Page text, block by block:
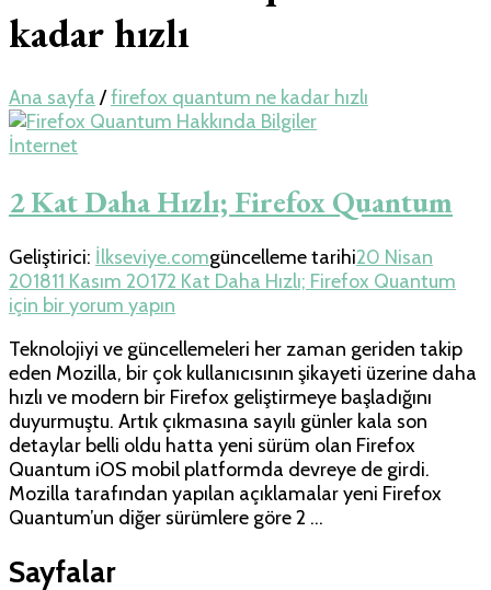
kadar hızlı
Ana sayfa /firefox quantum ne kadar hızlı
İnternet
2 Kat Daha Hızlı; Firefox Quantum
Geliştirici: İlkseviye.comgüncelleme tarihi20 Nisan
201811 Kasım 20172 Kat Daha Hızlı; Firefox Quantum
için bir yorum yapın
Teknolojiyi ve güncellemeleri her zaman geriden takip
eden Mozilla, bir çok kullanıcısının şikayeti üzerine daha
hızlı ve modern bir Firefox geliştirmeye başladığını
duyurmuştu. Artık çıkmasına sayılı günler kala son
detaylar belli oldu hatta yeni sürüm olan Firefox
Quantum iOS mobil platformda devreye de girdi.
Mozilla tarafından yapılan açıklamalar yeni Firefox
Quantum’un diğer sürümlere göre 2 …
Sayfalar